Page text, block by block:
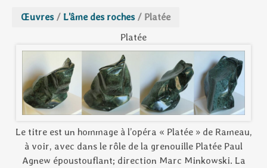
Œuvres / L’âme des roches / Platée
Platée
Le titre est un hommage à l’opéra « Platée » de Rameau,
à voir, avec dans le rôle de la grenouille Platée Paul
Agnew époustouflant; direction Marc Minkowski. La